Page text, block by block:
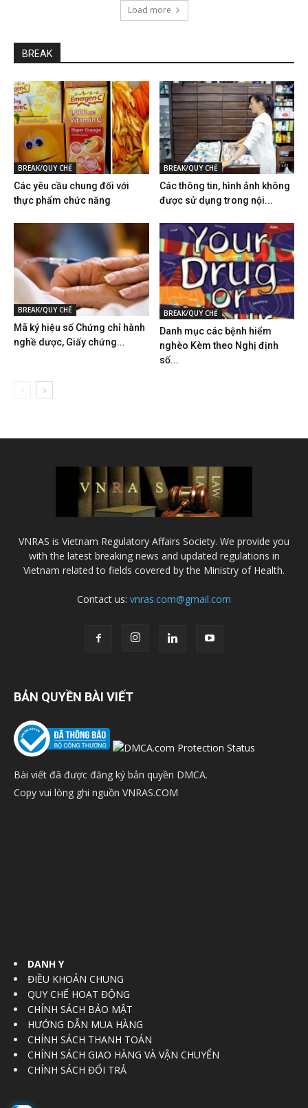
Load more
BREAK
BREAK/QUY CHẾ
Các yêu cầu chung đối với
thực phẩm chức năng
BREAK/QUY CHẾ
Các thông tin, hình ảnh không
được sử dụng trong nội...
BREAK/QUY CHẾ
Mã ký hiệu số Chứng chỉ hành
nghề dược, Giấy chứng...
BREAK/QUY CHẾ
Danh mục các bệnh hiểm
nghèo Kèm theo Nghị định
số...
VNRAS is Vietnam Regulatory Affairs Society. We provide you
with the latest breaking news and updated regulations in
Vietnam related to fields covered by the Ministry of Health.
Contact us: vnras.com@gmail.com
BẢN QUYỀN BÀI VIẾT
Bài viết đã được đăng ký bản quyền DMCA.
Copy vui lòng ghi nguồn VNRAS.COM
DANH Y
ĐIỀU KHOẢN CHUNG
QUY CHẾ HOẠT ĐỘNG
CHÍNH SÁCH BẢO MẬT
HƯỚNG DẪN MUA HÀNG
CHÍNH SÁCH THANH TOÁN
CHÍNH SÁCH GIAO HÀNG VÀ VẬN CHUYỂN
CHÍNH SÁCH ĐỔI TRẢ